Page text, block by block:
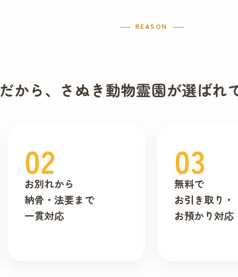
REASON
だから、 さぬき動物霊園が選ばれ
02
お別れから
納骨・法要まで
一貫対応
03
無料で
お引き取り・
お預かり対応